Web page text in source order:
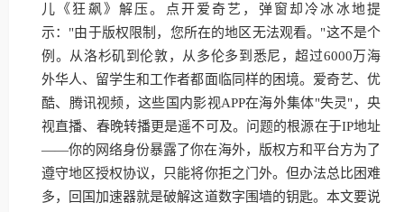
儿《狂飙》解压。点开爱奇艺，弹窗却冷冰冰地提
示："由于版权限制，您所在的地区无法观看。"这不是个
例。从洛杉矶到伦敦，从多伦多到悉尼，超过6000万海
外华人、留学生和工作者都面临同样的困境。爱奇艺、优
酷、腾讯视频，这些国内影视APP在海外集体"失灵"，央
视直播、春晚转播更是遥不可及。问题的根源在于IP地址
——你的网络身份暴露了你在海外，版权方和平台方为了
遵守地区授权协议，只能将你拒之门外。但办法总比困难
多，回国加速器就是破解这道数字围墙的钥匙。本文要说